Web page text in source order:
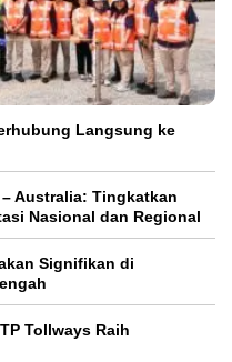
Langsung ke
Australia: Tingkatkan
Nasional dan Regional
Signifikan di
Tollways Raih